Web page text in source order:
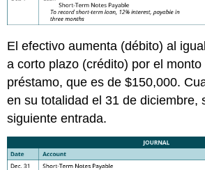
El efectivo aumenta (débito) al
a corto plazo (crédito) por el monto
préstamo, que es de $150,000.
en su totalidad el 31 de diciembre,
siguiente entrada.